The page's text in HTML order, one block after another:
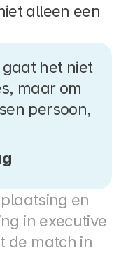
alleen een
het niet
maar om
persoon,
en
in executive
de match in